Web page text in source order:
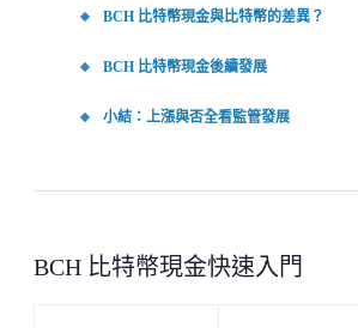
BCH 比特幣現金與比特幣的差異？
BCH 比特幣現金後續發展
小結：上漲與否全看監管發展
BCH 比特幣現金快速入門